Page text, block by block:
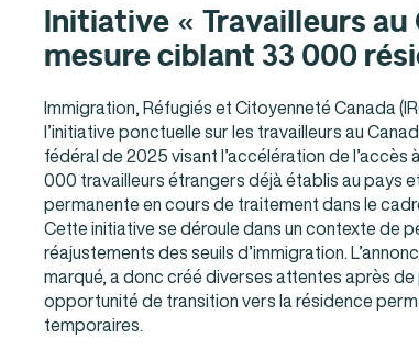
Initiative « Travailleurs au
mesure ciblant 33 000
Immigration, Réfugiés et Citoyenneté Canada
l’initiative ponctuelle sur les travailleurs au
fédéral de 2025 visant l’accélération de
000 travailleurs étrangers déjà établis au pays
permanente en cours de traitement dans le
Cette initiative se déroule dans un contexte de
réajustements des seuils d’immigration.
marqué, a donc créé diverses attentes après
opportunité de transition vers la résidence
temporaires.